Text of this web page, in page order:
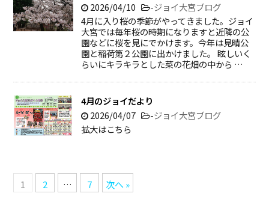
2026/04/10
-ジョイ大宮ブログ
4月に入り桜の季節がやってきました。ジョイ
大宮では毎年桜の時期になりますと近隣の公
園などに桜を見にでかけます。今年は見晴公
園と稲荷第２公園に出かけました。 眩しいく
らいにキラキラとした菜の花畑の中から …
4月のジョイだより
2026/04/07
-ジョイ大宮ブログ
拡大はこちら
1 2 … 7 次へ »